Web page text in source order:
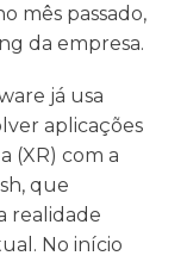
mês passado,
da empresa.
já usa
aplicações
(XR) com a
que
realidade
No início